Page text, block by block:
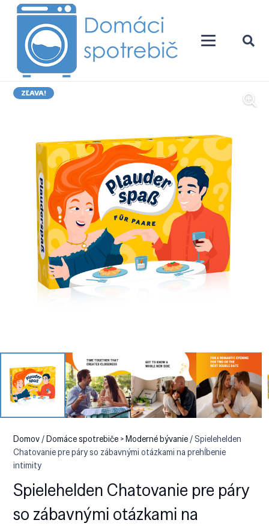
ZĽAVA!
Domov/Domáce spotrebiče > Moderné bývanie/ Spielehelden
Chatovanie pre páry so zábavnými otázkami na prehĺbenie
intimity
Spielehelden Chatovanie pre páry
so zábavnými otázkami na